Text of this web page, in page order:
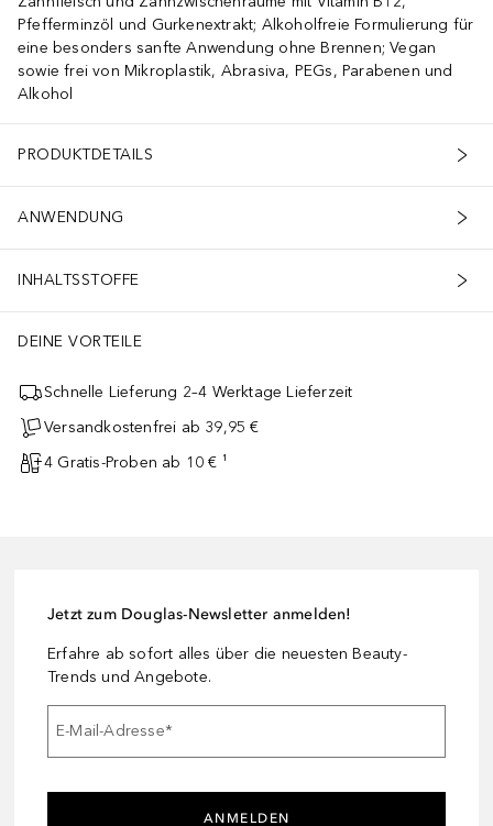
Pfefferminzöl und Gurkenextrakt; Alkoholfreie Formulierung für
eine besonders sanfte Anwendung ohne Brennen; Vegan
sowie frei von Mikroplastik, Abrasiva, PEGs, Parabenen und
Alkohol
PRODUKTDETAILS
ANWENDUNG
INHALTSSTOFFE
DEINE VORTEILE
Schnelle Lieferung 2–4 Werktage Lieferzeit
Versandkostenfrei ab 39,95 €
4 Gratis-Proben ab 10 € ¹
Jetzt zum Douglas-Newsletter anmelden!
Erfahre ab sofort alles über die neuesten Beauty-
Trends und Angebote.
E-Mail-Adresse*
ANMELDEN